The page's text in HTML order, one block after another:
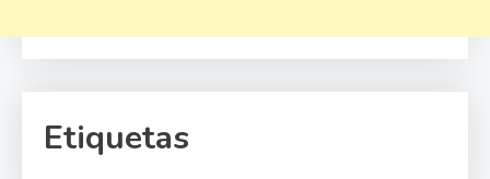
Etiquetas